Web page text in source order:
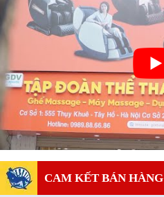
CAM KẾT BÁN HÀNG